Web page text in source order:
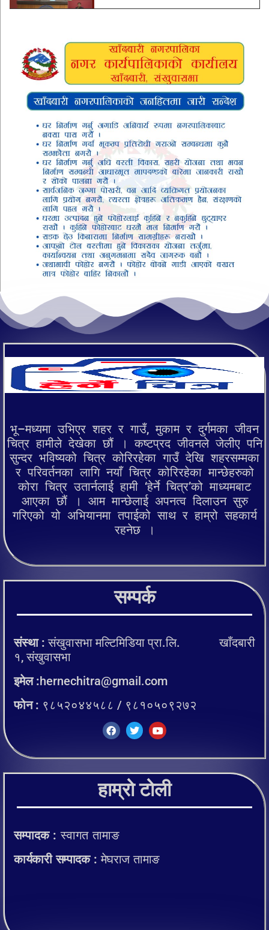
भू–मध्यमा उभिएर शहर र गाउँ, मुकाम र दुर्गमका जीवन
चित्र हामीले देखेका छौं । कष्टप्रद जीवनले जेलीए पनि
सुन्दर भविष्यको चित्र कोरिरहेका गाउँ देखि शहरसम्मका
र परिवर्तनका लागि नयाँ चित्र कोरिरहेका मान्छेहरुको
कोरा चित्र उतार्नलाई हामी ‘हेर्ने चित्र’को माध्यमबाट
आएका छौं । आम मान्छेलाई अपनत्व दिलाउन सुरु
गरिएको यो अभियानमा तपाईको साथ र हाम्रो सहकार्य
रहनेछ ।
सम्पर्क
संस्था : संखुवासभा मल्टिमिडिया प्रा.लि. खाँदबारी
१, संखुवासभा
इमेल :hernechitra@gmail.com
फोन : ९८५२०४४५८८ / ९८१०५०९२७२
हाम्रो टोली
सम्पादक :स्वागत तामाङ
कार्यकारी सम्पादक :मेघराज तामाङ